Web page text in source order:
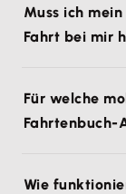
Muss ich
Fahrt bei mir
Für welche
Fahrtenbuch-
Wie